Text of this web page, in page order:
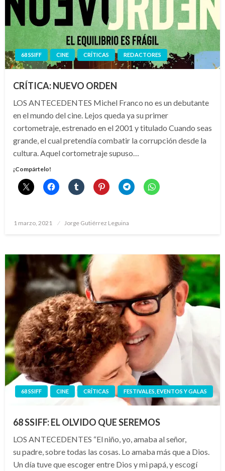
68 SSIFF CINE CRÍTICAS REDACTORES
CRÍTICA: NUEVO ORDEN
LOS ANTECEDENTES Michel Franco no es un debutante
en el mundo del cine. Lejos queda ya su primer
cortometraje, estrenado en el 2001 y titulado Cuando seas
grande, el cual pretendía combatir la corrupción desde la
cultura. Aquel cortometraje supuso…
¡Compártelo!
Publicado
1 marzo, 2021 Jorge Gutiérrez Leguina
68 SSIFF CINE CRÍTICAS FESTIVALES, EVENTOS Y GALAS
68 SSIFF: EL OLVIDO QUE SEREMOS
LOS ANTECEDENTES “El niño, yo, amaba al señor,
su padre, sobre todas las cosas. Lo amaba más que a Dios.
Un día tuve que escoger entre Dios y mi papá, y escogí